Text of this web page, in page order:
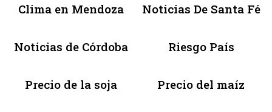
Clima en Mendoza Noticias De Santa Fé
Noticias de Córdoba Riesgo País
Precio de la soja Precio del maíz